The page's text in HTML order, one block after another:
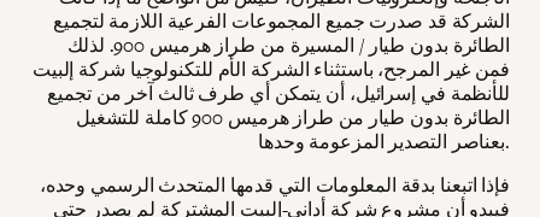
الشركة قد صدرت جميع المجموعات الفرعية اللازمة لتجميع
الطائرة بدون طيار / المسيرة من طراز هرميس 900. لذلك
فمن غير المرجح، باستثناء الشركة الأم للتكنولوجيا شركة إلبيت
للأنظمة في إسرائيل، أن يتمكن أي طرف ثالث آخر من تجميع
الطائرة بدون طيار من طراز هرميس 900 كاملة للتشغيل
بعناصر التصدير المزعومة وحدها.
فإذا اتبعنا بدقة المعلومات التي قدمها المتحدث الرسمي وحده،
فيبدو أن مشروع شركة أداني-إلبيت المشتركة لم يصدر حتى